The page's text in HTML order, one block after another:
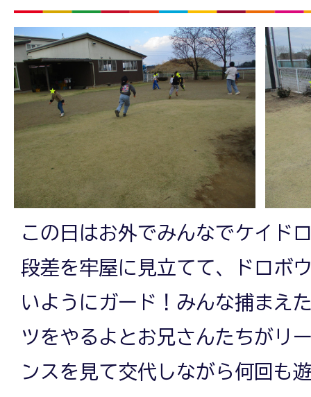
この日はお外でみんなでケイド
段差を牢屋に見立てて、ドロボ
いようにガード！みんな捕まえ
ツをやるよとお兄さんたちがリ
ンスを見て交代しながら何回も